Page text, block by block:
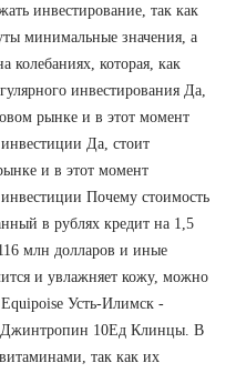
инвестирование, так как
минимальные значения, а
колебаниях, которая, как
инвестирования Да,
рынке и в этот момент
Да, стоит
и в этот момент
Почему стоимость
в рублях кредит на 1,5
млн долларов и иные
и увлажняет кожу, можно
Equipoise Усть-Илимск -
Джинтропин 10Ед Клинцы. В
так как их